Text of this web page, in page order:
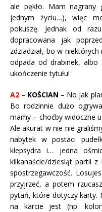
ale pękło. Mam nagrany
jednym życiu…), więc
pokuszę. Jednak od
dopracowana jak
zdziadział, bo w
odpada od drabinek, albo
ukończenie tytułu!
A2 – KOŚCIAN – No jak
Bo rodzinnie dużo
mamy – choćby widoczne
Ale akurat w nie nie
nabytek w postaci
klepsydra i… jedna
kilkanaście/dziesiąt partii
spostrzegawczość.
przyjrzeć, a potem
pytań, które dotyczy karty.
na karcie jest (np.